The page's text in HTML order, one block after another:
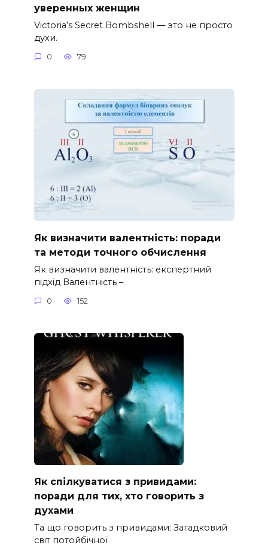
уверенных женщин
Victoria’s Secret Bombshell — это не просто
духи.
0 79
Як визначити валентність: поради
та методи точного обчислення
Як визначити валентність: експертний
підхід Валентність –
0 152
Як спілкуватися з привидами:
поради для тих, хто говорить з
духами
Та що говорить з привидами: Загадковий
світ потойбічної